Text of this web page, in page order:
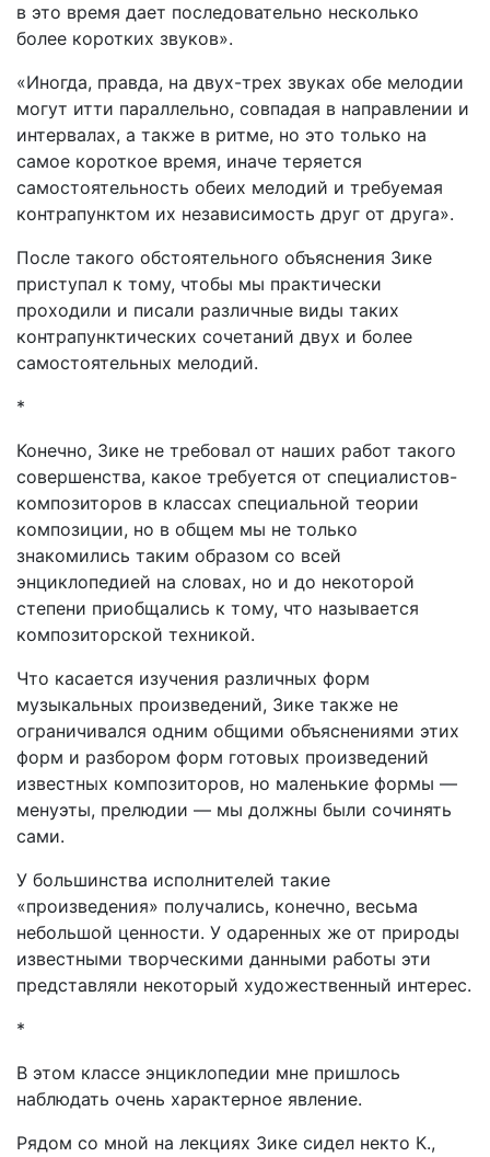
в это время дает последовательно несколько
более коротких звуков».
«Иногда, правда, на двух-трех звуках обе мелодии
могут итти параллельно, совпадая в направлении и
интервалах, а также в ритме, но это только на
самое короткое время, иначе теряется
самостоятельность обеих мелодий и требуемая
контрапунктом их независимость друг от друга».
После такого обстоятельного объяснения Зике
приступал к тому, чтобы мы практически
проходили и писали различные виды таких
контрапунктических сочетаний двух и более
самостоятельных мелодий.
*
Конечно, Зике не требовал от наших работ такого
совершенства, какое требуется от специалистов-
композиторов в классах специальной теории
композиции, но в общем мы не только
знакомились таким образом со всей
энциклопедией на словах, но и до некоторой
степени приобщались к тому, что называется
композиторской техникой.
Что касается изучения различных форм
музыкальных произведений, Зике также не
ограничивался одним общими объяснениями этих
форм и разбором форм готовых произведений
известных композиторов, но маленькие формы —
менуэты, прелюдии — мы должны были сочинять
сами.
У большинства исполнителей такие
«произведения» получались, конечно, весьма
небольшой ценности. У одаренных же от природы
известными творческими данными работы эти
представляли некоторый художественный интерес.
*
В этом классе энциклопедии мне пришлось
наблюдать очень характерное явление.
Рядом со мной на лекциях Зике сидел некто К.,